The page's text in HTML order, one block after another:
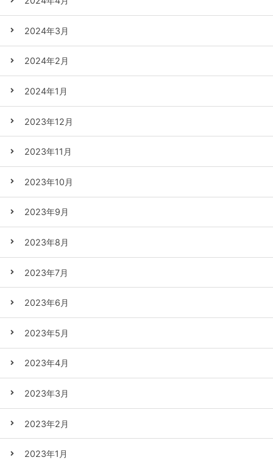
2024年3月
2024年2月
2024年1月
2023年12月
2023年11月
2023年10月
2023年9月
2023年8月
2023年7月
2023年6月
2023年5月
2023年4月
2023年3月
2023年2月
2023年1月